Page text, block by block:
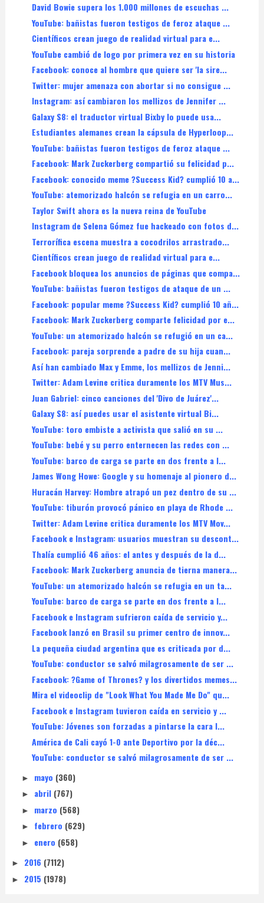
David Bowie supera los 1.000 millones de escuchas ...
YouTube: bañistas fueron testigos de feroz ataque ...
Científicos crean juego de realidad virtual para e...
YouTube cambió de logo por primera vez en su historia
Facebook: conoce al hombre que quiere ser 'la sire...
Twitter: mujer amenaza con abortar si no consigue ...
Instagram: así cambiaron los mellizos de Jennifer ...
Galaxy S8: el traductor virtual Bixby lo puede usa...
Estudiantes alemanes crean la cápsula de Hyperloop...
YouTube: bañistas fueron testigos de feroz ataque ...
Facebook: Mark Zuckerberg compartió su felicidad p...
Facebook: conocido meme ?Success Kid? cumplió 10 a...
YouTube: atemorizado halcón se refugia en un carro...
Taylor Swift ahora es la nueva reina de YouTube
Instagram de Selena Gómez fue hackeado con fotos d...
Terrorífica escena muestra a cocodrilos arrastrado...
Científicos crean juego de realidad virtual para e...
Facebook bloquea los anuncios de páginas que compa...
YouTube: bañistas fueron testigos de ataque de un ...
Facebook: popular meme ?Success Kid? cumplió 10 añ...
Facebook: Mark Zuckerberg comparte felicidad por e...
YouTube: un atemorizado halcón se refugió en un ca...
Facebook: pareja sorprende a padre de su hija cuan...
Así han cambiado Max y Emme, los mellizos de Jenni...
Twitter: Adam Levine critica duramente los MTV Mus...
Juan Gabriel: cinco canciones del 'Divo de Juárez'...
Galaxy S8: así puedes usar el asistente virtual Bi...
YouTube: toro embiste a activista que salió en su ...
YouTube: bebé y su perro enternecen las redes con ...
YouTube: barco de carga se parte en dos frente a l...
James Wong Howe: Google y su homenaje al pionero d...
Huracán Harvey: Hombre atrapó un pez dentro de su ...
YouTube: tiburón provocó pánico en playa de Rhode ...
Twitter: Adam Levine critica duramente los MTV Mov...
Facebook e Instagram: usuarios muestran su descont...
Thalía cumplió 46 años: el antes y después de la d...
Facebook: Mark Zuckerberg anuncia de tierna manera...
YouTube: un atemorizado halcón se refugia en un ta...
YouTube: barco de carga se parte en dos frente a l...
Facebook e Instagram sufrieron caída de servicio y...
Facebook lanzó en Brasil su primer centro de innov...
La pequeña ciudad argentina que es criticada por d...
YouTube: conductor se salvó milagrosamente de ser ...
Facebook: ?Game of Thrones? y los divertidos memes...
Mira el videoclip de "Look What You Made Me Do" qu...
Facebook e Instagram tuvieron caída en servicio y ...
YouTube: Jóvenes son forzadas a pintarse la cara l...
América de Cali cayó 1-0 ante Deportivo por la déc...
YouTube: conductor se salvó milagrosamente de ser ...
► mayo (360)
► abril (767)
► marzo (568)
► febrero (629)
► enero (658)
► 2016 (7112)
► 2015 (1978)